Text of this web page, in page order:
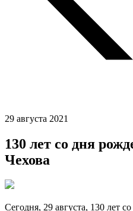
29 августа 2021
130 лет со дня
Чехова
Сегодня, 29 августа, 130 лет